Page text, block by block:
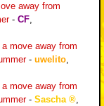
away from
- CF,
move away from
- uwelito,
move away from
- Sascha
,